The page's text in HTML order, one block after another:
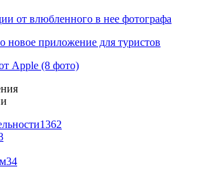
от влюбленного в нее фотографа
новое приложение для туристов
Apple (8 фото)
1362
34